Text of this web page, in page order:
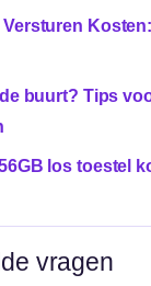
Versturen
buurt? Tips
los toestel
vragen